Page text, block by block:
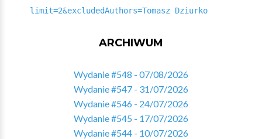
limit=2&excludedAuthors=Tomasz Dziurko
ARCHIWUM
Wydanie #548 - 07/08/2026
Wydanie #547 - 31/07/2026
Wydanie #546 - 24/07/2026
Wydanie #545 - 17/07/2026
Wydanie #544 - 10/07/2026